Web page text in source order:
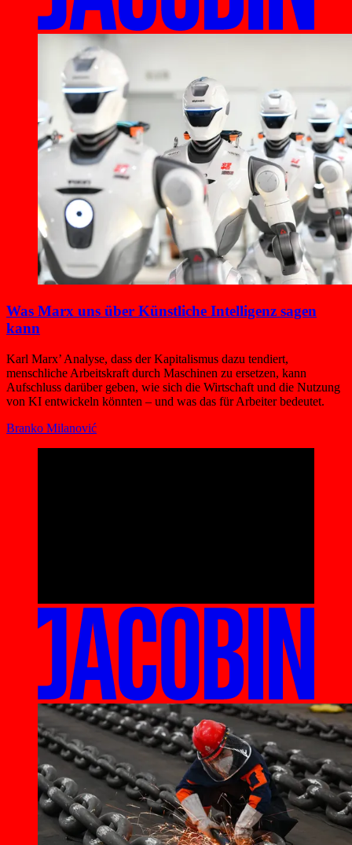
Was Marx uns über Künstliche Intelligenz sagen
kann
Karl Marx’ Analyse, dass der Kapitalismus dazu tendiert,
menschliche Arbeitskraft durch Maschinen zu ersetzen, kann
Aufschluss darüber geben, wie sich die Wirtschaft und die Nutzung
von KI entwickeln könnten – und was das für Arbeiter bedeutet.
Branko Milanović